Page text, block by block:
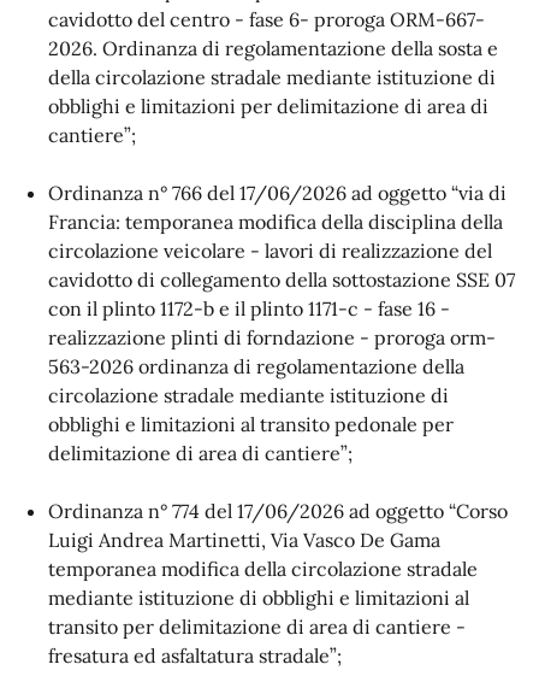
cavidotto del centro - fase 6- proroga ORM-667-
2026. Ordinanza di regolamentazione della sosta e
della circolazione stradale mediante istituzione di
obblighi e limitazioni per delimitazione di area di
cantiere”;
Ordinanza n° 766 del 17/06/2026 ad oggetto “via di
Francia: temporanea modifica della disciplina della
circolazione veicolare - lavori di realizzazione del
cavidotto di collegamento della sottostazione SSE 07
con il plinto 1172-b e il plinto 1171-c - fase 16 -
realizzazione plinti di forndazione - proroga orm-
563-2026 ordinanza di regolamentazione della
circolazione stradale mediante istituzione di
obblighi e limitazioni al transito pedonale per
delimitazione di area di cantiere”;
Ordinanza n° 774 del 17/06/2026 ad oggetto “Corso
Luigi Andrea Martinetti, Via Vasco De Gama
temporanea modifica della circolazione stradale
mediante istituzione di obblighi e limitazioni al
transito per delimitazione di area di cantiere -
fresatura ed asfaltatura stradale”;